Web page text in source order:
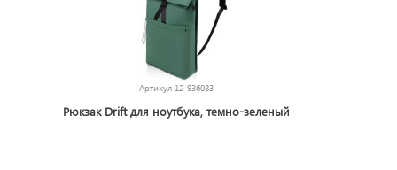
Артикул 12-936083
Рюкзак Drift для ноутбука, темно-зеленый